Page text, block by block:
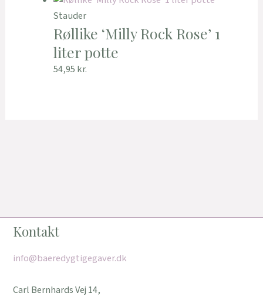
Stauder
Røllike ‘Milly Rock Rose’ 1
liter potte
54,95 kr.
Kontakt
info@baeredygtigegaver.dk
Carl Bernhards Vej 14,